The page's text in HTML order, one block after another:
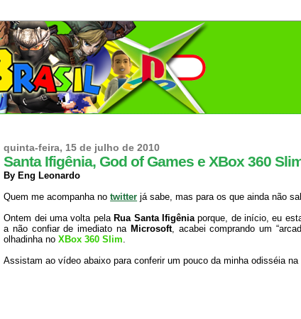
quinta-feira, 15 de julho de 2010
Santa Ifigênia, God of Games e XBox 360
By Eng Leonardo
Quem me acompanha notwitter já sabe, mas para os que ainda não
Ontem dei uma volta pela Rua Santa Ifigêniaporque, de início, eu
a não confiar de imediato na Microsoft, acabei comprando um
olhadinha noXBox 360 Slim.
Assistam ao vídeo abaixo para conferir um pouco da minha odisséia na